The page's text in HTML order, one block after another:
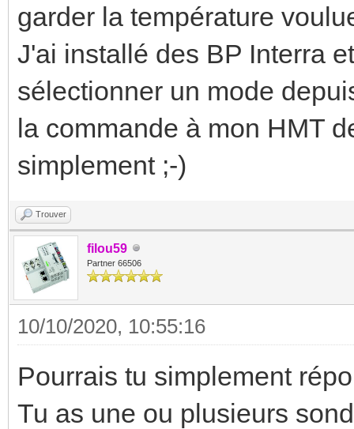
garder la température
J'ai installé des BP Interra
sélectionner un mode
la commande à mon HMT
simplement ;-)
Trouver
filou59
Partner 66506
10/10/2020, 10:55:16
Pourrais tu simplement
Tu as une ou plusieurs